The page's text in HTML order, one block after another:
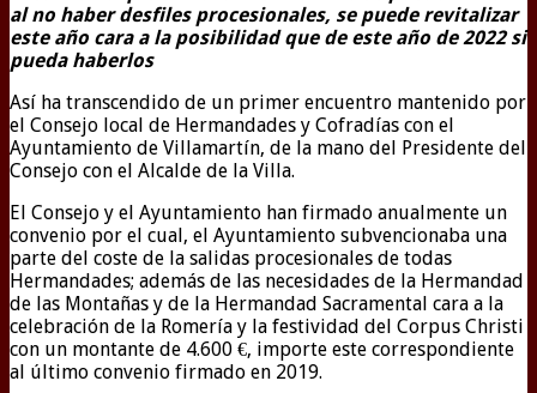
al no haber desfiles procesionales, se puede revitalizar
este año cara a la posibilidad que de este año de 2022 si
pueda haberlos
Así ha transcendido de un primer encuentro mantenido por
el Consejo local de Hermandades y Cofradías con el
Ayuntamiento de Villamartín, de la mano del Presidente del
Consejo con el Alcalde de la Villa.
El Consejo y el Ayuntamiento han firmado anualmente un
convenio por el cual, el Ayuntamiento subvencionaba una
parte del coste de la salidas procesionales de todas
Hermandades; además de las necesidades de la Hermandad
de las Montañas y de la Hermandad Sacramental cara a la
celebración de la Romería y la festividad del Corpus Christi
con un montante de 4.600 €, importe este correspondiente
al último convenio firmado en 2019.